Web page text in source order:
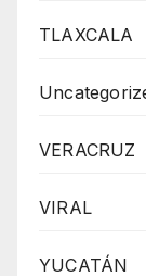
TLAXCALA
VERACRUZ
VIRAL
YUCATÁN